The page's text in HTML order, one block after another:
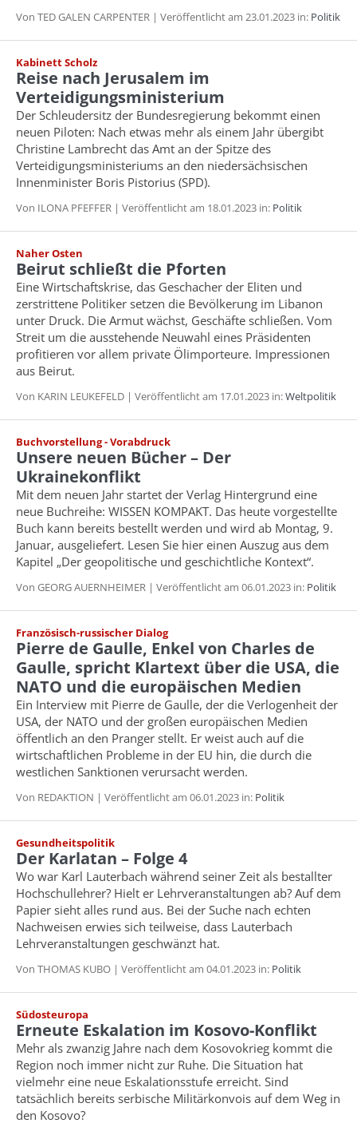
Von TED GALEN CARPENTER | Veröffentlicht am 23.01.2023 in: Politik
Kabinett Scholz
Reise nach Jerusalem im
Verteidigungsministerium
Der Schleudersitz der Bundesregierung bekommt einen
neuen Piloten: Nach etwas mehr als einem Jahr übergibt
Christine Lambrecht das Amt an der Spitze des
Verteidigungsministeriums an den niedersächsischen
Innenminister Boris Pistorius (SPD).
Von ILONA PFEFFER | Veröffentlicht am 18.01.2023 in: Politik
Naher Osten
Beirut schließt die Pforten
Eine Wirtschaftskrise, das Geschacher der Eliten und
zerstrittene Politiker setzen die Bevölkerung im Libanon
unter Druck. Die Armut wächst, Geschäfte schließen. Vom
Streit um die ausstehende Neuwahl eines Präsidenten
profitieren vor allem private Ölimporteure. Impressionen
aus Beirut.
Von KARIN LEUKEFELD | Veröffentlicht am 17.01.2023 in:Weltpolitik
Buchvorstellung - Vorabdruck
Unsere neuen Bücher – Der
Ukrainekonflikt
Mit dem neuen Jahr startet der Verlag Hintergrund eine
neue Buchreihe: WISSEN KOMPAKT. Das heute vorgestellte
Buch kann bereits bestellt werden und wird ab Montag, 9.
Januar, ausgeliefert. Lesen Sie hier einen Auszug aus dem
Kapitel „Der geopolitische und geschichtliche Kontext“.
Von GEORG AUERNHEIMER | Veröffentlicht am 06.01.2023 in: Politik
Französisch-russischer Dialog
Pierre de Gaulle, Enkel von Charles de
Gaulle, spricht Klartext über die USA, die
NATO und die europäischen Medien
Ein Interview mit Pierre de Gaulle, der die Verlogenheit der
USA, der NATO und der großen europäischen Medien
öffentlich an den Pranger stellt. Er weist auch auf die
wirtschaftlichen Probleme in der EU hin, die durch die
westlichen Sanktionen verursacht werden.
Von REDAKTION | Veröffentlicht am 06.01.2023 in: Politik
Gesundheitspolitik
Der Karlatan – Folge 4
Wo war Karl Lauterbach während seiner Zeit als bestallter
Hochschullehrer? Hielt er Lehrveranstaltungen ab? Auf dem
Papier sieht alles rund aus. Bei der Suche nach echten
Nachweisen erwies sich teilweise, dass Lauterbach
Lehrveranstaltungen geschwänzt hat.
Von THOMAS KUBO | Veröffentlicht am 04.01.2023 in: Politik
Südosteuropa
Erneute Eskalation im Kosovo-Konflikt
Mehr als zwanzig Jahre nach dem Kosovokrieg kommt die
Region noch immer nicht zur Ruhe. Die Situation hat
vielmehr eine neue Eskalationsstufe erreicht. Sind
tatsächlich bereits serbische Militärkonvois auf dem Weg in
den Kosovo?